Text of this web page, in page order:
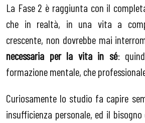
La Fase 2 è raggiunta con il
che in realtà, in una vita a
crescente, non dovrebbe mai
necessaria per la vita in sé:
formazione mentale, che
Curiosamente lo studio fa capire
insufficienza personale, ed il